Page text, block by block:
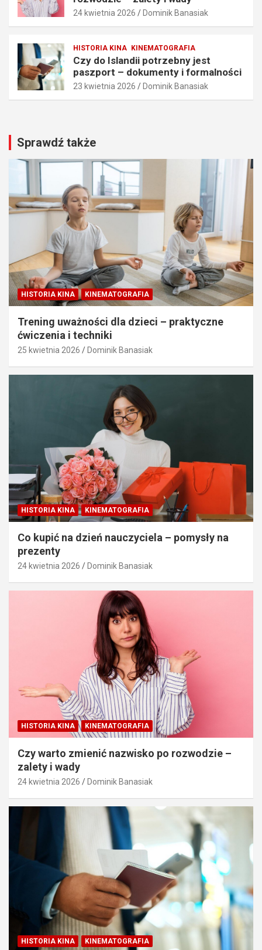
24 kwietnia 2026 Dominik Banasiak
HISTORIA KINA KINEMATOGRAFIA
Czy do Islandii potrzebny jest
paszport – dokumenty i formalności
23 kwietnia 2026 Dominik Banasiak
n
25
kwietnia
2026
Dominik
Banasiak
e
n
y
24
kwietnia
2026
Dominik
Banasiak
Sprawdź także
HISTORIA KINA KINEMATOGRAFIA
Trening uważności dla dzieci – praktyczne
ćwiczenia i techniki
25 kwietnia 2026 Dominik Banasiak
HISTORIA KINA KINEMATOGRAFIA
Co kupić na dzień nauczyciela – pomysły na
prezenty
24 kwietnia 2026 Dominik Banasiak
HISTORIA KINA KINEMATOGRAFIA
Czy warto zmienić nazwisko po rozwodzie –
zalety i wady
24 kwietnia 2026 Dominik Banasiak
HISTORIA KINA KINEMATOGRAFIA